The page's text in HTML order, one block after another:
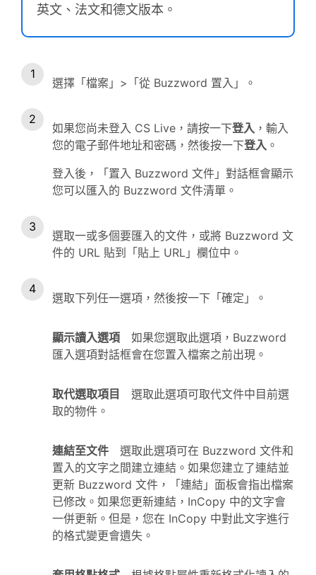
英文、法文和德文版本。
選擇「檔案」>「從 Buzzword 置入」。
如果您尚未登入 CS Live，請按一下登入 ，輸入
您的電子郵件地址和密碼，然後按一下登入 。
登入後，「置入 Buzzword 文件」對話框會顯示
您可以匯入的 Buzzword 文件清單。
選取一或多個要匯入的文件，或將 Buzzword 文
件的 URL 貼到「貼上 URL」欄位中。
選取下列任一選項，然後按一下「確定」。
顯示讀入選項
如果您選取此選項，Buzzword
匯入選項對話框會在您置入檔案之前出現。
取代選取項目
選取此選項可取代文件中目前選
取的物件。
連結至文件
選取此選項可在 Buzzword 文件和
置入的文字之間建立連結。如果您建立了連結並
更新 Buzzword 文件，「連結」面板會指出檔案
已修改。如果您更新連結，InCopy 中的文字會
一併更新。但是，您在 InCopy 中對此文字進行
的格式變更會遺失。